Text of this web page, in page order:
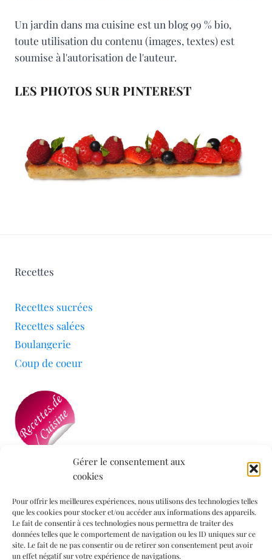
Gérer le consentement aux
cookies
Pour offrir les meilleures expériences, nous utilisons des technologies telles
que les cookies pour stocker et/ou accéder aux informations des appareils.
Le fait de consentir à ces technologies nous permettra de traiter des
données telles que le comportement de navigation ou les ID uniques sur ce
site. Le fait de ne pas consentir ou de retirer son consentement peut avoir
un effet négatif sur votre expérience de navigations.
Un jardin dans ma cuisine est un blog 99 % bio,
toute utilisation du contenu (images, textes) est
soumise à l'autorisation de l'auteur.
LES PHOTOS SUR PINTEREST
Recettes
Recettes sucrées
Recettes salées
Boulangerie
Coup de coeur
Mon blog a été sélectionné par le site
Informations légales